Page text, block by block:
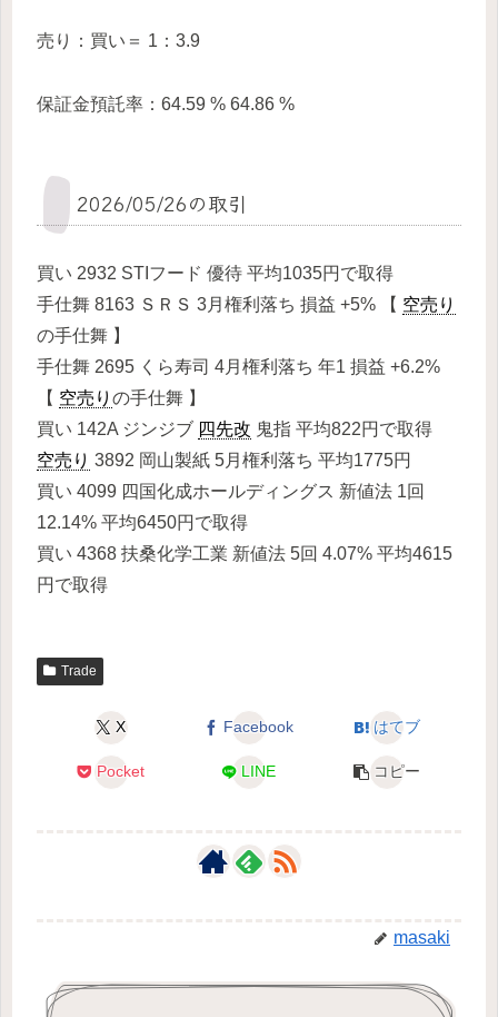
売り：買い＝ 1：3.9
保証金預託率：64.59 % 64.86 %
2026/05/26の取引
買い 2932 STIフード 優待 平均1035円で取得
手仕舞 8163 ＳＲＳ 3月権利落ち 損益 +5% 【 空売り
の手仕舞 】
手仕舞 2695 くら寿司 4月権利落ち 年1 損益 +6.2%
【 空売り の手仕舞 】
買い 142A ジンジブ 四先改 鬼指 平均822円で取得
空売り 3892 岡山製紙 5月権利落ち 平均1775円
買い 4099 四国化成ホールディングス 新値法 1回
12.14% 平均6450円で取得
買い 4368 扶桑化学工業 新値法 5回 4.07% 平均4615
円で取得
Trade
X Facebook はてブ
Pocket LINE コピー
masaki